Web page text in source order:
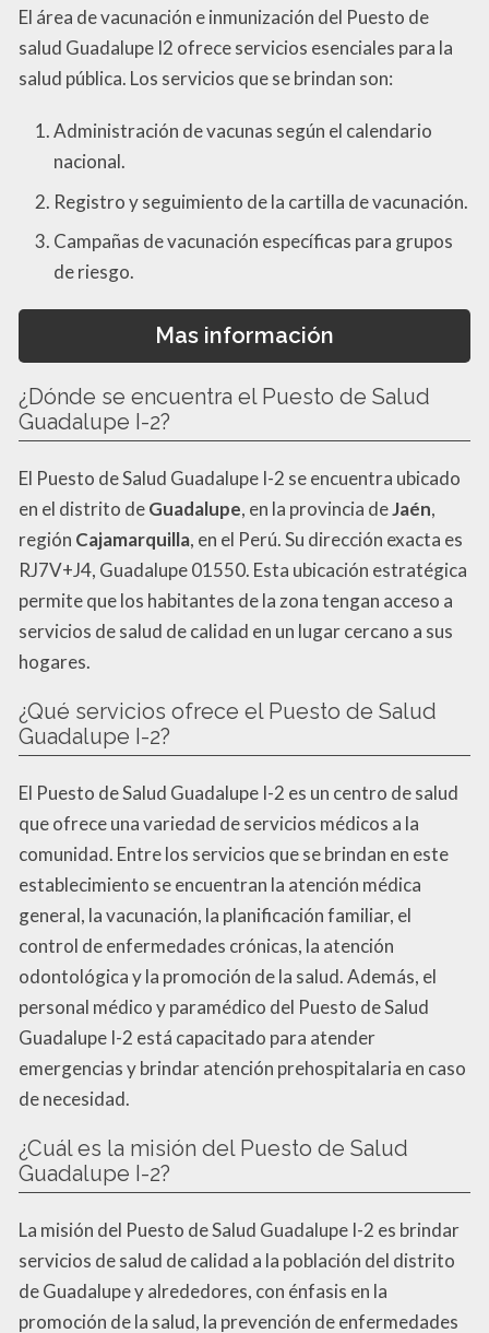
El área de vacunación e inmunización del Puesto de
salud Guadalupe I2 ofrece servicios esenciales para la
salud pública. Los servicios que se brindan son:
Administración de vacunas según el calendario
nacional.
Registro y seguimiento de la cartilla de vacunación.
Campañas de vacunación específicas para grupos
de riesgo.
Mas información
¿Dónde se encuentra el Puesto de Salud
Guadalupe I-2?
El Puesto de Salud Guadalupe I-2 se encuentra ubicado
en el distrito deGuadalupe, en la provincia deJaén,
región Cajamarquilla, en el Perú. Su dirección exacta es
RJ7V+J4, Guadalupe 01550. Esta ubicación estratégica
permite que los habitantes de la zona tengan acceso a
servicios de salud de calidad en un lugar cercano a sus
hogares.
¿Qué servicios ofrece el Puesto de Salud
Guadalupe I-2?
El Puesto de Salud Guadalupe I-2 es un centro de salud
que ofrece una variedad de servicios médicos a la
comunidad. Entre los servicios que se brindan en este
establecimiento se encuentran la atención médica
general, la vacunación, la planificación familiar, el
control de enfermedades crónicas, la atención
odontológica y la promoción de la salud. Además, el
personal médico y paramédico del Puesto de Salud
Guadalupe I-2 está capacitado para atender
emergencias y brindar atención prehospitalaria en caso
de necesidad.
¿Cuál es la misión del Puesto de Salud
Guadalupe I-2?
La misión del Puesto de Salud Guadalupe I-2 es brindar
servicios de salud de calidad a la población del distrito
de Guadalupe y alrededores, con énfasis en la
promoción de la salud, la prevención de enfermedades